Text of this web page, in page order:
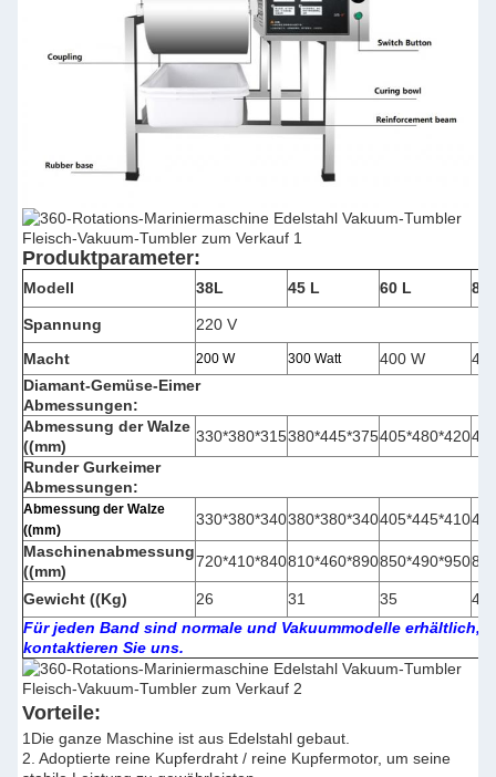
Produktparameter:
Modell 38L 45 L 60 L 80
Spannung
220 V
Macht
200 W 300 Watt 400 W
Diamant-Gemüse-Eimer
Abmessungen:
Abmessung der Walze
((mm)
330*380*315380*445*375405*480*420
Runder Gurkeimer
Abmessungen:
Abmessung der Walze
((mm)
330*380*340380*380*340405*445*410
Maschinenabmessung
((mm)
720*410*840810*460*890850*490*950
Gewicht ((Kg) 26 31 35
43
Für jeden Band sind normale und Vakuummodelle erhältlich,
kontaktieren Sie uns.
Vorteile:
1Die ganze Maschine ist aus Edelstahl gebaut.
2. Adoptierte reine Kupferdraht / reine Kupfermotor, um seine